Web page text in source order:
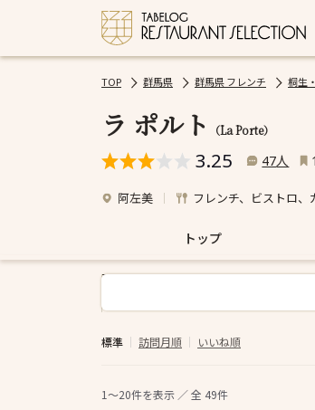
TOP 群馬県 群馬県 フレンチ 桐生
ラ ポルト （La Porte）
3.25 47人
阿左美 フレンチ、ビストロ、
トップ
標準 訪問月順 いいね順
1～20件を表示 ／ 全 49件